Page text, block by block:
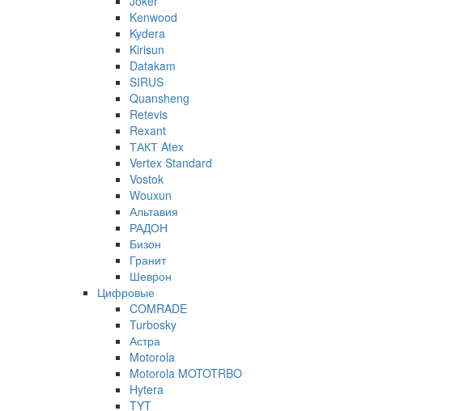
Kenwood
Kydera
Kirisun
Datakam
SIRUS
Quansheng
Retevis
Rexant
ТАКТ Atex
Vertex Standard
Vostok
Wouxun
Альтавия
РАДОН
Бизон
Гранит
Шеврон
Цифровые
COMRADE
Turbosky
Астра
Motorola
Motorola MOTOTRBO
Hytera
TYT